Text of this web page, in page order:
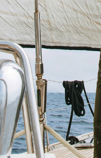
免運費
國家/地區配送